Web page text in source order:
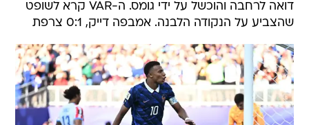
דואה לרחבה והוכשל על ידי גומס. ה-VAR קרא לשופט
שהצביע על הנקודה הלבנה. אמבפה דייק, 0:1 צרפת